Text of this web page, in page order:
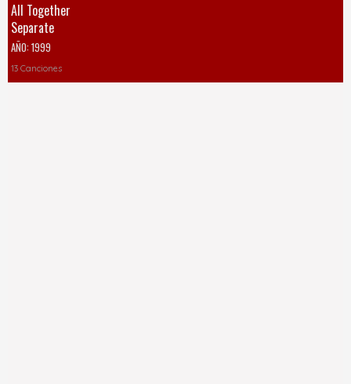
All Together
Separate
AÑO:1999
13 Canciones